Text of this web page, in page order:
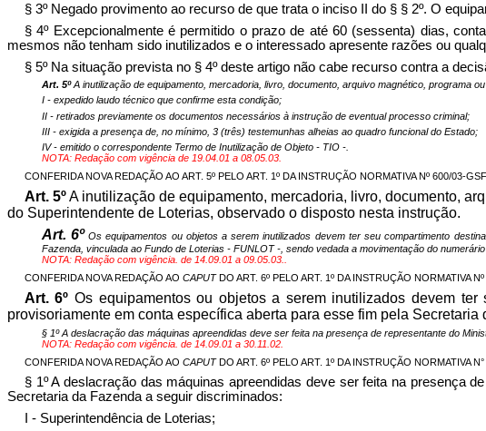
§ 3º Negado provimento ao recurso de que trata o inciso II do § § 2º. O
§ 4º Excepcionalmente é permitido o prazo de até 60 (sessenta) dias,
mesmos não tenham sido inutilizados e o interessado apresente razões ou
§ 5º Na situação prevista no § 4º deste artigo não cabe recurso contra a
Art. 5ºA inutilização de equipamento, mercadoria, livro, documento, arquivo magnético, programa
I - expedido laudo técnico que confirme esta condição;
II - retirados previamente os documentos necessários à instrução de eventual processo criminal;
III - exigida a presença de, no mínimo, 3 (três) testemunhas alheias ao quadro funcional do Estado;
IV - emitido o correspondente Termo de Inutilização de Objeto - TIO -.
NOTA: Redação com vigência de 19.04.01 a 08.05.03.
CONFERIDA NOVA REDAÇÃO AO ART. 5º PELO ART. 1º DA INSTRUÇÃO NORMATIVA Nº 600/03-
Art. 5ºA inutilização de equipamento, mercadoria, livro, documento,
do Superintendente de Loterias, observado o disposto nesta instrução.
Art. 6ºOs equipamentos ou objetos a serem inutilizados devem ter seu compartimento
Fazenda, vinculada ao Fundo de Loterias - FUNLOT -, sendo vedada a movimentação do
NOTA: Redação com vigência. de 14.09.01 a 09.05.03..
CONFERIDA NOVA REDAÇÃO AO CAPUTDO ART. 6º PELO ART. 1º DA INSTRUÇÃO NORMATIVA
Art. 6º Os equipamentos ou objetos a serem inutilizados devem
provisoriamente em conta específica aberta para esse fim pela Secretaria
§ 1º A deslacração das máquinas apreendidas deve ser feita na presença de representante do
NOTA: Redação com vigência. de 14.09.01 a 30.11.02.
CONFERIDA NOVA REDAÇÃO AO CAPUTDO ART. 6º PELO ART. 1º DA INSTRUÇÃO NORMATIVA
§ 1º A deslacração das máquinas apreendidas deve ser feita na presença
Secretaria da Fazenda a seguir discriminados:
I - Superintendência de Loterias;